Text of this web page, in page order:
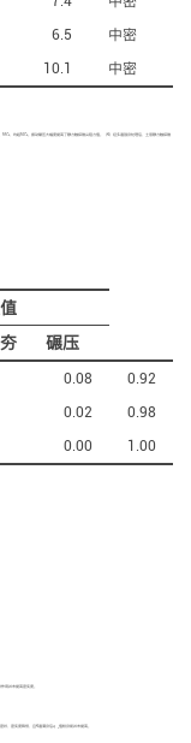
6.5
中密
10.1 中密
55%，均超50%。振动碾压大幅度提高了静力触探锥尖阻力值。（4）经多遍强夯处理后，土层静力触探锥
碾压
0.08
0.92
0.02
0.98
0.00 1.00
用并未提高密实度。
状，密实度降低，且4遍满夯后q c值较夯前并未提高。